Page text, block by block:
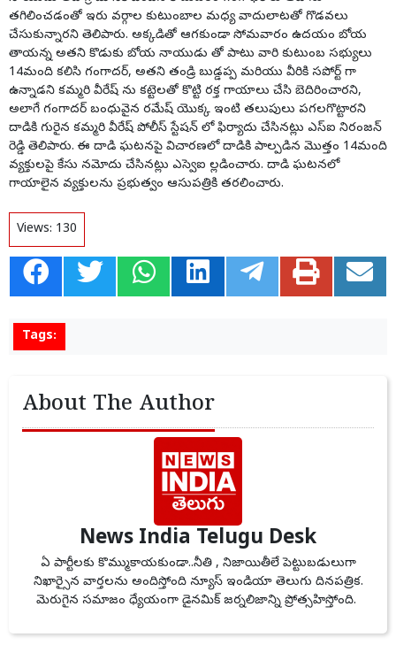
తగిలించడంతో ఇరు వర్గాల కుటుంబాల మధ్య వాదులాటతో గొడవలు
చేసుకున్నారని తెలిపారు. అక్కడితో ఆగకుండా సోమవారం ఉదయం బోయ
తాయన్న అతని కొడుకు బోయ నాయుడు తో పాటు వారి కుటుంబ సభ్యులు
14మంది కలిసి గంగాదర్, అతని తండ్రి బుడ్డప్ప మరియు వీరికి సపోర్ట్ గా
ఉన్నాడని కమ్మరి వీరేష్ ను కట్టెలతో కొట్టి రక్త గాయాలు చేసి బెదిరించారని,
అలాగే గంగాదర్ బంధువైన రమేష్ యొక్క ఇంటి తలుపులు పగలగొట్టారని
దాడికి గురైన కమ్మరి వీరేష్ పోలీస్ స్టేషన్ లో ఫిర్యాదు చేసినట్లు ఎస్ఐ నిరంజన్
రెడ్డి తెలిపారు. ఈ దాడి ఘటనపై విచారణలో దాడికి పాల్పడిన మొత్తం 14మంది
వ్యక్తులపై కేసు నమోదు చేసినట్లు ఎస్వెఐ ల్లడించారు. దాడి ఘటనలో
గాయాలైన వ్యక్తులను ప్రభుత్వం ఆసుపత్రికి తరలించారు.
Views: 130
Tags:
About The Author
News India Telugu Desk
ఏ పార్టీలకు కొమ్ముకాయకుండా..నీతి , నిజాయితీలే పెట్టుబడులుగా
నిఖార్సైన వార్తలను అందిస్తోంది న్యూస్ ఇండియా తెలుగు దినపత్రిక.
మెరుగైన సమాజం ధ్యేయంగా డైనమిక్ జర్నలిజాన్ని ప్రోత్సహిస్తోంది.